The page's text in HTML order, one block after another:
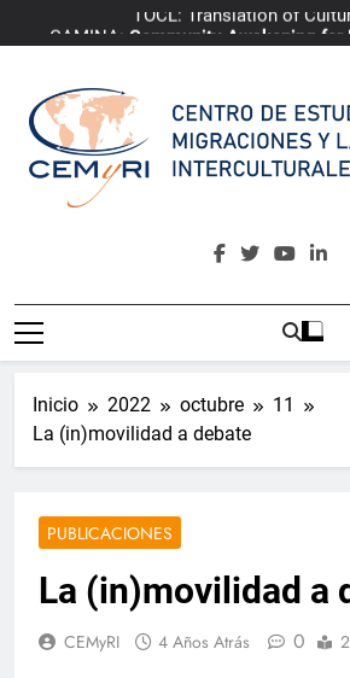
al
Community Awakening
Integrative
CAMINA:Community Awakening
Integrative
Centro De Estudio De Las
Inicio 2022 octubre
11
La (in)movilidad a debate
PUBLICACIONES
La (in)movilidad a
CEMyRI 4 Años Atrás 0